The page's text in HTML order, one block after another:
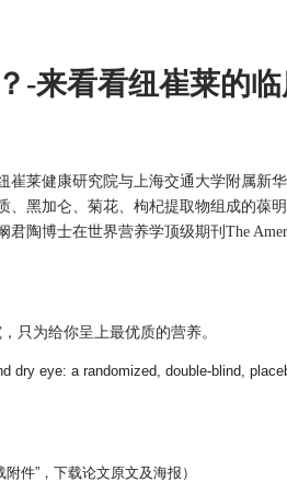
-来看看纽崔莱的
莱健康研究院与上海交通大学附属新
黑加仑、菊花、枸杞提取物组成的葆
陶博士在世界营养学顶级期刊The
只为给你呈上最优质的营养。
eye: a randomized, double-blind,
附件”，下载论文原文及海报）